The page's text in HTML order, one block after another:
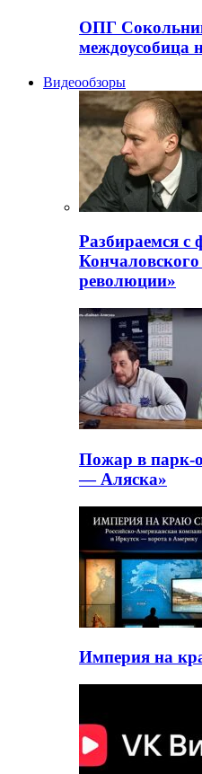
ОПГ
междоусобица
Видеообзоры
Разбираемся
революции»
Пожар в парк-
— Аляска»
Империя на